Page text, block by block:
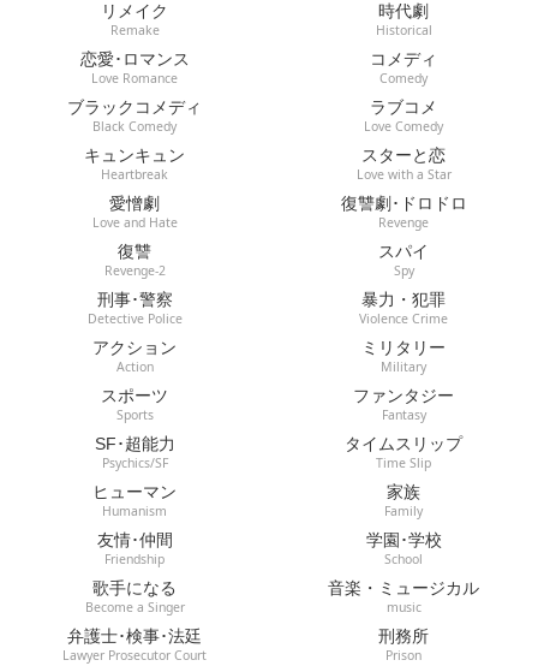
リメイク
Remake
時代劇
Historical
恋愛･ロマンス
Love Romance
コメディ
Comedy
ブラックコメディ
Black Comedy
ラブコメ
Love Comedy
キュンキュン
Heartbreak
スターと恋
Love with a Star
愛憎劇
Love and Hate
復讐劇･ドロドロ
Revenge
復讐
Revenge-2
スパイ
Spy
刑事･警察
Detective Police
暴力・犯罪
Violence Crime
アクション
Action
ミリタリー
Military
スポーツ
Sports
ファンタジー
Fantasy
SF･超能力
Psychics/SF
タイムスリップ
Time Slip
ヒューマン
Humanism
家族
Family
友情･仲間
Friendship
学園･学校
School
歌手になる
Become a Singer
音楽・ミュージカル
music
弁護士･検事･法廷
Lawyer Prosecutor Court
刑務所
Prison